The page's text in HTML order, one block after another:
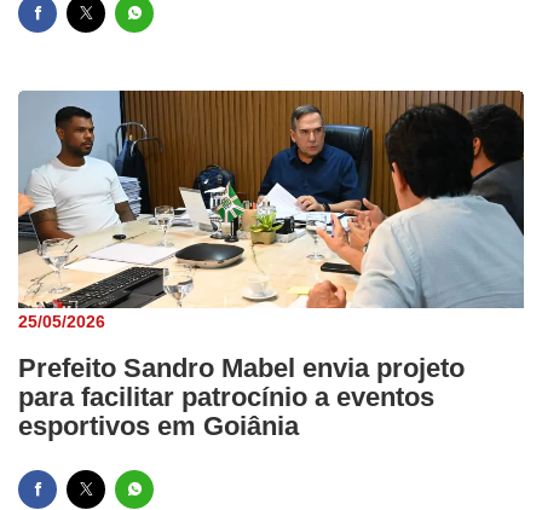
25/05/2026
Prefeito Sandro Mabel envia projeto
para facilitar patrocínio a eventos
esportivos em Goiânia